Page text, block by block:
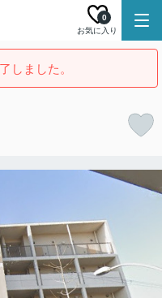
お気に入り
0
しました。